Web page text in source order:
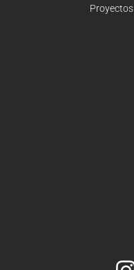
Proyectos